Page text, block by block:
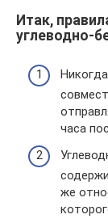
Итак,
углеводно-
часа
же